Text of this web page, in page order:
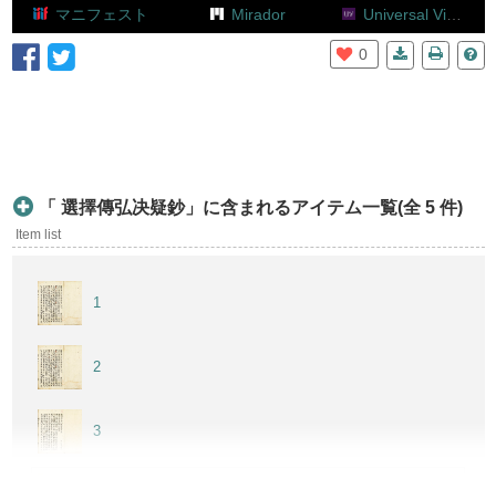
マニフェスト Mirador Universal Viewer
0
「 選擇傳弘决疑鈔」に含まれるアイテム一覧(全 5 件)
Item list
1
2
3